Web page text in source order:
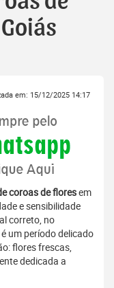
em: 15/12/2025 14:17
coroas de floresem
e sensibilidade
correto, no
um período delicado
flores frescas,
dedicada a